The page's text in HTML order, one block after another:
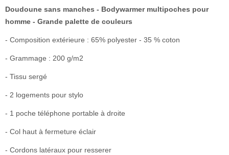
Doudoune sans manches - Bodywarmer multipoches pour
homme - Grande palette de couleurs
- Composition extérieure : 65% polyester - 35 % coton
- Grammage : 200 g/m2
- Tissu sergé
- 2 logements pour stylo
- 1 poche téléphone portable à droite
- Col haut à fermeture éclair
- Cordons latéraux pour resserer